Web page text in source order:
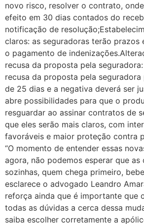
novo risco, resolver o contrato,
efeito em 30 dias contados do
notificação de
claros: as seguradoras terão prazos
o pagamento de
recusa da proposta pela
recusa da proposta pela seguradora
de 25 dias e a negativa deverá ser
abre possibilidades para que o
resguardar ao assinar contratos de
que eles serão mais claros, com
favoráveis e maior proteção contra
“O momento de entender essas
agora, não podemos esperar que as
sozinhas, quem chega primeiro,
esclarece o advogado Leandro
reforça ainda que é importante que
todas as dúvidas a cerca dessa
saiba escolher corretamente a